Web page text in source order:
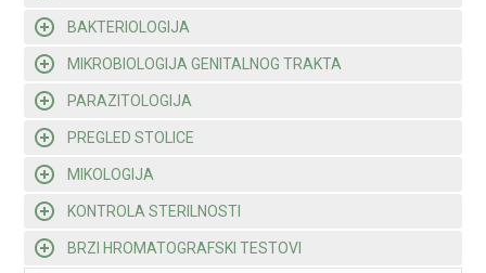
BAKTERIOLOGIJA
MIKROBIOLOGIJA GENITALNOG TRAKTA
PARAZITOLOGIJA
PREGLED STOLICE
MIKOLOGIJA
KONTROLA STERILNOSTI
BRZI HROMATOGRAFSKI TESTOVI